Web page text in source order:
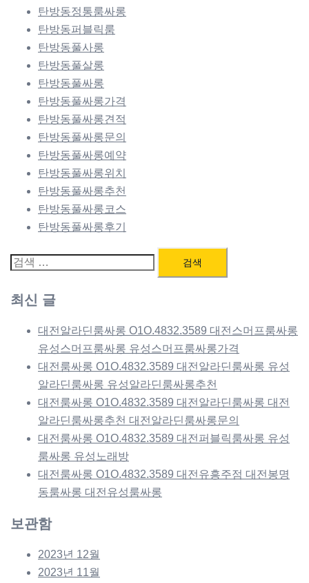
탄방동정통룸싸롱
탄방동퍼블릭룸
탄방동풀사롱
탄방동풀살롱
탄방동풀싸롱
탄방동풀싸롱가격
탄방동풀싸롱견적
탄방동풀싸롱문의
탄방동풀싸롱예약
탄방동풀싸롱위치
탄방동풀싸롱추천
탄방동풀싸롱코스
탄방동풀싸롱후기
검
최신 글
대전알라딘룸싸롱 O1O.4832.3589 대전스머프룸싸롱
유성스머프룸싸롱 유성스머프룸싸롱가격
대전룸싸롱 O1O.4832.3589 대전알라딘룸싸롱 유성
알라딘룸싸롱 유성알라딘룸싸롱추천
대전룸싸롱 O1O.4832.3589 대전알라딘룸싸롱 대전
알라딘룸싸롱추천 대전알라딘룸싸롱문의
대전룸싸롱 O1O.4832.3589 대전퍼블릭룸싸롱 유성
룸싸롱 유성노래방
대전룸싸롱 O1O.4832.3589 대전유흥주점 대전봉명
동룸싸롱 대전유성룸싸롱
보관함
2023년 12월
2023년 11월